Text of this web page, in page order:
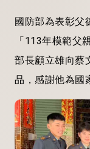
國防部為表彰父
「113年模範父
部長顧立雄向蔡
品，感謝他為國